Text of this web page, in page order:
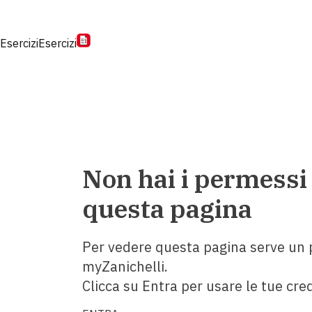
EserciziEsercizi
Non hai i
questa pagina
Per vedere questa pagina serve un
myZanichelli.
Clicca su Entra per usare le tue